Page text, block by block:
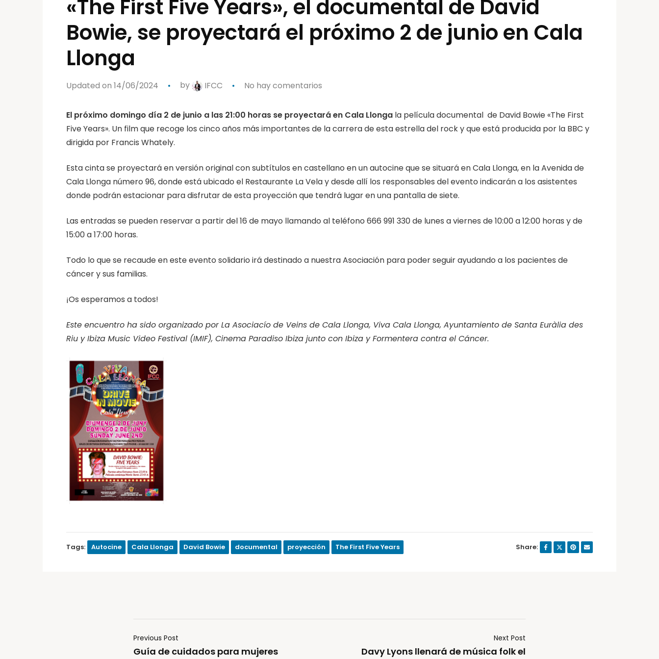
«The First Five Years», el documental de David
Bowie, se proyectará el próximo 2 de junio en Cala
Llonga
Updated on 14/06/2024 by IFCC No hay comentarios
El próximo domingo día 2 de junio a las 21:00 horas se proyectará en Cala Llonga la película documental de David Bowie «The First
Five Years». Un film que recoge los cinco años más importantes de la carrera de esta estrella del rock y que está producida por la BBC y
dirigida por Francis Whately.
Esta cinta se proyectará en versión original con subtítulos en castellano en un autocine que se situará en Cala Llonga, en la Avenida de
Cala Llonga número 96, donde está ubicado el Restaurante La Vela y desde allí los responsables del evento indicarán a los asistentes
donde podrán estacionar para disfrutar de esta proyección que tendrá lugar en una pantalla de siete.
Las entradas se pueden reservar a partir del 16 de mayo llamando al teléfono 666 991 330 de lunes a viernes de 10:00 a 12:00 horas y de
15:00 a 17:00 horas.
Todo lo que se recaude en este evento solidario irá destinado a nuestra Asociación para poder seguir ayudando a los pacientes de
cáncer y sus familias.
¡Os esperamos a todos!
Este encuentro ha sido organizado por La Asociacío de Veins de Cala Llonga, Viva Cala Llonga, Ayuntamiento de Santa Euràlia des
Riu y Ibiza Music Video Festival (IMIF), Cinema Paradiso Ibiza junto con Ibiza y Formentera contra el Cáncer.
Tags: Autocine Cala Llonga David Bowie documental proyección The First Five Years Share:
Previous Post
Guía de cuidados para mujeres
Next Post
Davy Lyons llenará de música folk el